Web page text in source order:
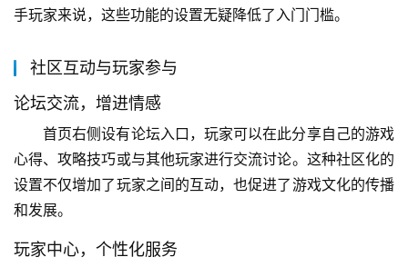
手玩家来说，这些功能的设置无疑降低了入门门槛。
社区互动与玩家参与
论坛交流，增进情感
首页右侧设有论坛入口，玩家可以在此分享自己的游戏
心得、攻略技巧或与其他玩家进行交流讨论。这种社区化的
设置不仅增加了玩家之间的互动，也促进了游戏文化的传播
和发展。
玩家中心，个性化服务